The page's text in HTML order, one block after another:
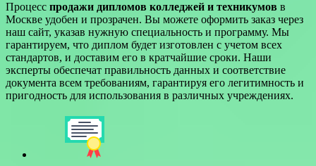
Процесс продажи дипломов колледжей и техникумов в
Москве удобен и прозрачен. Вы можете оформить заказ через
наш сайт, указав нужную специальность и программу. Мы
гарантируем, что диплом будет изготовлен с учетом всех
стандартов, и доставим его в кратчайшие сроки. Наши
эксперты обеспечат правильность данных и соответствие
документа всем требованиям, гарантируя его легитимность и
пригодность для использования в различных учреждениях.